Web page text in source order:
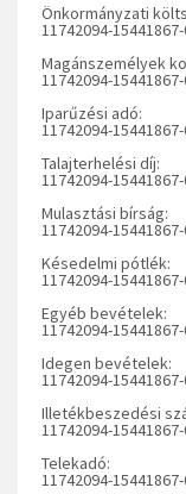
Önkormányzati
11742094-
Magánszemélyek
11742094-
Iparűzési adó:
11742094-
Talajterhelési díj:
11742094-
Mulasztási bírság:
11742094-
Késedelmi pótlék:
11742094-
Egyéb bevételek:
11742094-
Idegen bevételek:
11742094-
Illetékbeszedési
11742094-
Telekadó:
11742094-